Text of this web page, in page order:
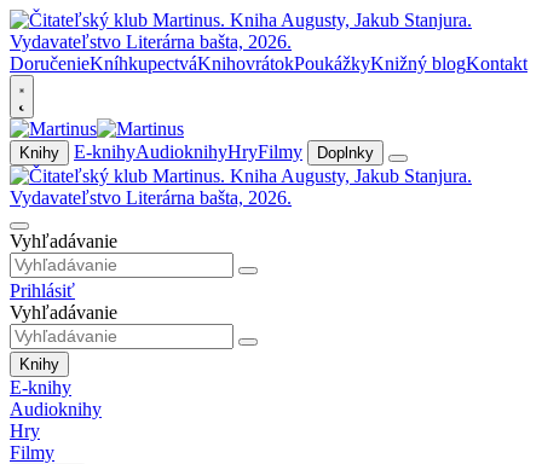
DoručenieKníhkupectváKnihovrátokPoukážkyKnižný blogKontakt
Knihy E-knihyAudioknihyHryFilmy Doplnky
Vyhľadávanie
Prihlásiť
Vyhľadávanie
Knihy
E-knihy
Audioknihy
Hry
Filmy